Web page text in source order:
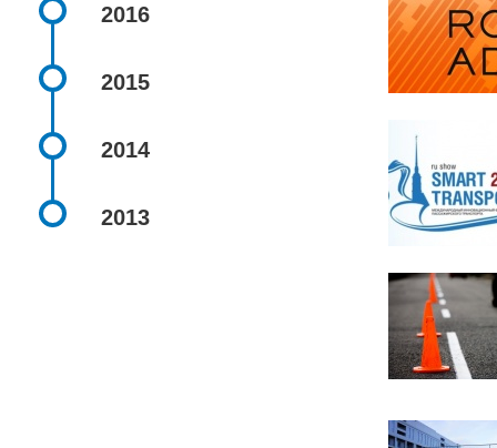
2016
2015
2014
2013